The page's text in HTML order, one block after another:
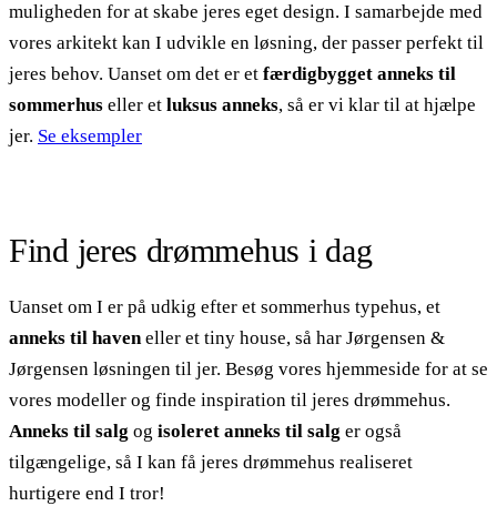
muligheden for at skabe jeres eget design. I samarbejde med
vores arkitekt kan I udvikle en løsning, der passer perfekt til
jeres behov. Uanset om det er et færdigbygget anneks til
sommerhus eller et luksus anneks, så er vi klar til at hjælpe
jer. Se eksempler
Find jeres drømmehus i dag
Uanset om I er på udkig efter et sommerhus typehus, et
anneks til haveneller et tiny house, så har Jørgensen &
Jørgensen løsningen til jer. Besøg vores hjemmeside for at se
vores modeller og finde inspiration til jeres drømmehus.
Anneks til salg og isoleret anneks til salg er også
tilgængelige, så I kan få jeres drømmehus realiseret
hurtigere end I tror!